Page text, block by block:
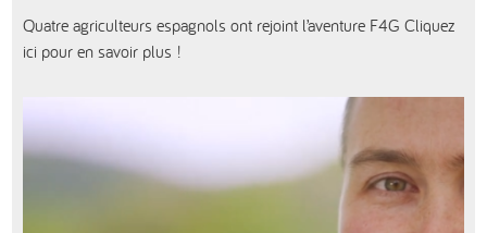
Quatre agriculteurs espagnols ont rejoint l’aventure F4G Cliquez
ici pour en savoir plus !